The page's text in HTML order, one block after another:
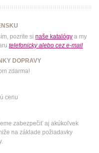
pozrite si naše katalógy a my
telefonicky alebo cez e-mail
DOPRAVY
zdarma!
cenu
zabezpečiť aj akúkoľvek
na základe požiadavky